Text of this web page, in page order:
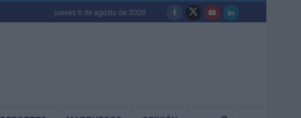
jueves 6 de agosto de 2026